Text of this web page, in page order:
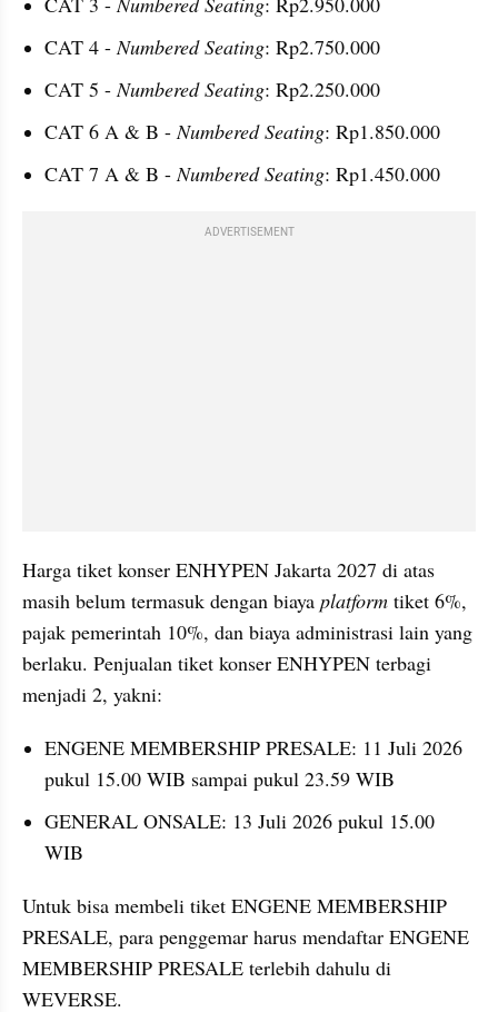
CAT 4 - Numbered Seating: Rp2.750.000
CAT 5 - Numbered Seating: Rp2.250.000
CAT 6 A & B - Numbered Seating: Rp1.850.000
CAT 7 A & B - Numbered Seating: Rp1.450.000
ADVERTISEMENT
Harga tiket konser ENHYPEN Jakarta 2027 di atas
masih belum termasuk dengan biaya platform tiket 6%,
pajak pemerintah 10%, dan biaya administrasi lain yang
berlaku. Penjualan tiket konser ENHYPEN terbagi
menjadi 2, yakni:
ENGENE MEMBERSHIP PRESALE: 11 Juli 2026
pukul 15.00 WIB sampai pukul 23.59 WIB
GENERAL ONSALE: 13 Juli 2026 pukul 15.00
WIB
Untuk bisa membeli tiket ENGENE MEMBERSHIP
PRESALE, para penggemar harus mendaftar ENGENE
MEMBERSHIP PRESALE terlebih dahulu di
WEVERSE.